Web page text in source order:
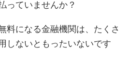
っていませんか？
料になる金融機関は、たくさ
しないともったいないです